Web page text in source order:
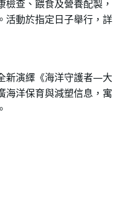
查、餵食及營養配製，
活動於指定日子舉行，詳
新演繹《海洋守護者—大
海洋保育與減塑信息，寓